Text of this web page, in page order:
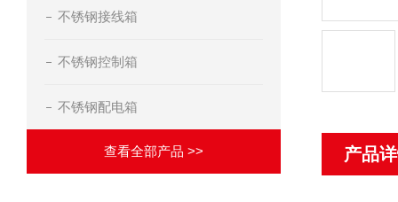
不锈钢接线箱
不锈钢控制箱
不锈钢配电箱
查看全部产品 >> 产品